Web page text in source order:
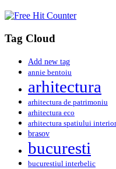
Tag Cloud
Add new tag
annie bentoiu
arhitectura
arhitectura de patrimoniu
arhitectura eco
arhitectura spatiului interior
brasov
bucuresti
bucurestiul interbelic